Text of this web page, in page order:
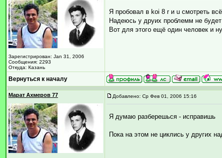
Зарегистрирован: Jan 31, 2006
Сообщения: 2293
Откуда: Казань
Я пробовал в koi 8 r и u смотреть
Надеюсь у друих проблемм не будет
Вот для этого ещё один человек и
Вернуться к началу
Марат Ахмеров 77 Добавлено: Ср Фев 01, 2006 15:16
Я думаю разберешься - исправишь
Пока на этом не циклись у других